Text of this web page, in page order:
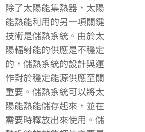
除了太陽能集熱器，太陽
能熱能利用的另一項關鍵
技術是儲熱系統。由於太
陽輻射能的供應是不穩定
的，儲熱系統的設計與運
作對於穩定能源供應至關
重要。儲熱系統可以將太
陽能熱能儲存起來，並在
需要時釋放出來使用。儲